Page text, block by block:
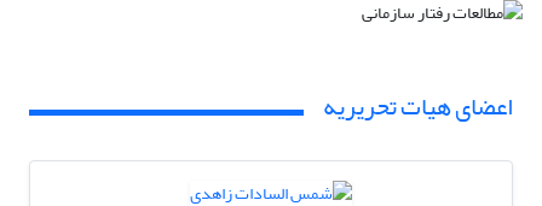
اعضای هیات تحریریه